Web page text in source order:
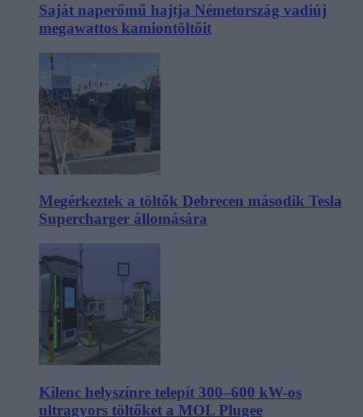
Saját naperőmű hajtja Németország vadiúj
megawattos kamiontöltőit
Megérkeztek a töltők Debrecen második Tesla
Supercharger állomására
Kilenc helyszínre telepít 300–600 kW-os
ultragyors töltőket a MOL Plugee